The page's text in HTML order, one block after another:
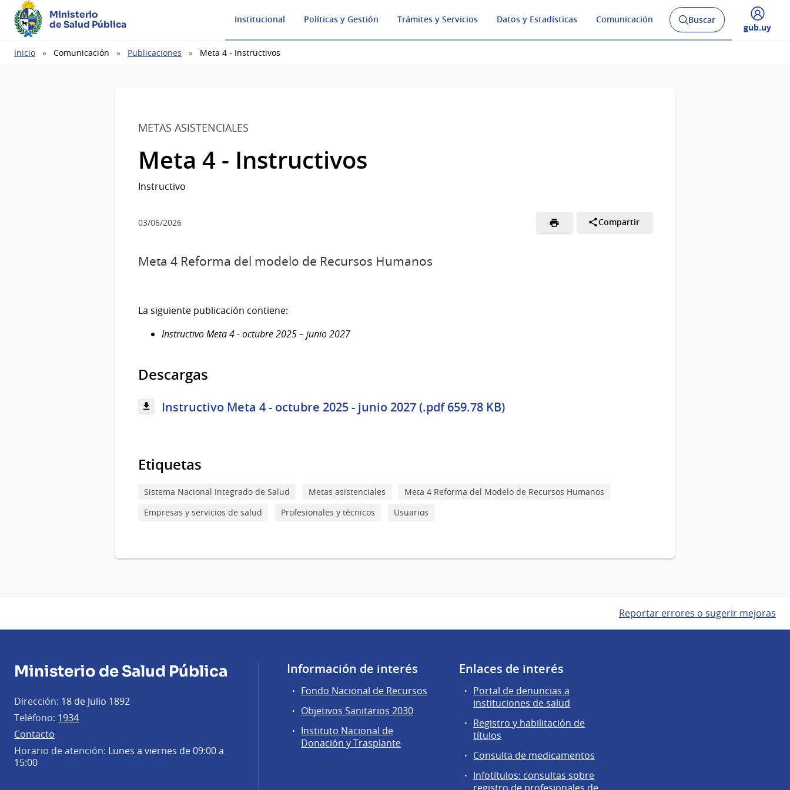
Ministerio
de Salud Pública
Institucional Políticas y Gestión Trámites y Servicios Datos y Estadísticas Comunicación
Abrir
buscador
Buscar
Desplegar
gub.uy
Ruta
Inicio Comunicación Publicaciones Meta 4 - Instructivos
METAS ASISTENCIALES
Meta 4 - Instructivos
Instructivo
03/06/2026 Compartir
Meta 4 Reforma del modelo de Recursos Humanos
La siguiente publicación contiene:
Instructivo Meta 4 - octubre 2025 – junio 2027
Descargas
Instructivo Meta 4 - octubre 2025 - junio 2027 (.pdf 659.78 KB)
Etiquetas
Sistema Nacional Integrado de Salud Metas asistenciales
Meta 4 Reforma del Modelo de Recursos Humanos
Empresas y servicios de salud
Profesionales y técnicos Usuarios
Reportar errores o sugerir mejoras
Ministerio de Salud Pública
Dirección: 18 de Julio 1892
Teléfono: 1934
Contacto
Horario de atención: Lunes a viernes de 09:00 a
15:00
Información de interés
Fondo Nacional de Recursos
Objetivos Sanitarios 2030
Instituto Nacional de
Donación y Trasplante
Enlaces de interés
Portal de denuncias a
instituciones de salud
Registro y habilitación de
títulos
Consulta de medicamentos
Infotítulos: consultas sobre